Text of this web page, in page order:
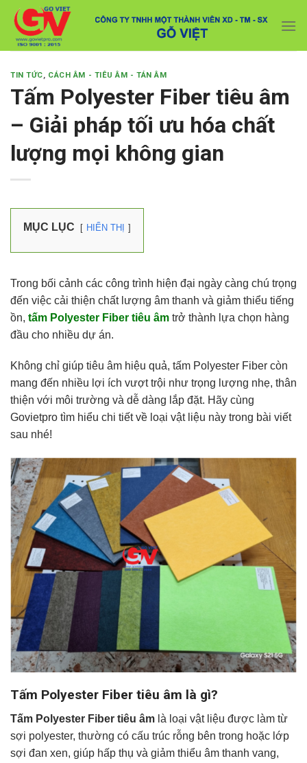
Skip
content
TIN TỨC, CÁCH ÂM - TIÊU ÂM - TÁN ÂM
Tấm Polyester Fiber tiêu âm
– Giải pháp tối ưu hóa chất
lượng mọi không gian
MỤC LỤC HIỂN THỊ
Trong bối cảnh các công trình hiện đại ngày càng chú trọng
đến việc cải thiện chất lượng âm thanh và giảm thiểu tiếng
ồn, tấm Polyester Fiber tiêu âm trở thành lựa chọn hàng
đầu cho nhiều dự án.
Không chỉ giúp tiêu âm hiệu quả, tấm Polyester Fiber còn
mang đến nhiều lợi ích vượt trội như trọng lượng nhẹ, thân
thiện với môi trường và dễ dàng lắp đặt. Hãy cùng
Govietpro tìm hiểu chi tiết về loại vật liệu này trong bài viết
sau nhé!
Tấm Polyester Fiber tiêu âm là gì?
Tấm Polyester Fiber tiêu âm là loại vật liệu được làm từ
sợi polyester, thường có cấu trúc rỗng bên trong hoặc lớp
sợi đan xen, giúp hấp thụ và giảm thiểu âm thanh vang,
Với đơn hàng số lượng lớn, Quý khách hàng vui
lòng liên hệ hotline 0916 099 169 để được hỗ trợ
Close